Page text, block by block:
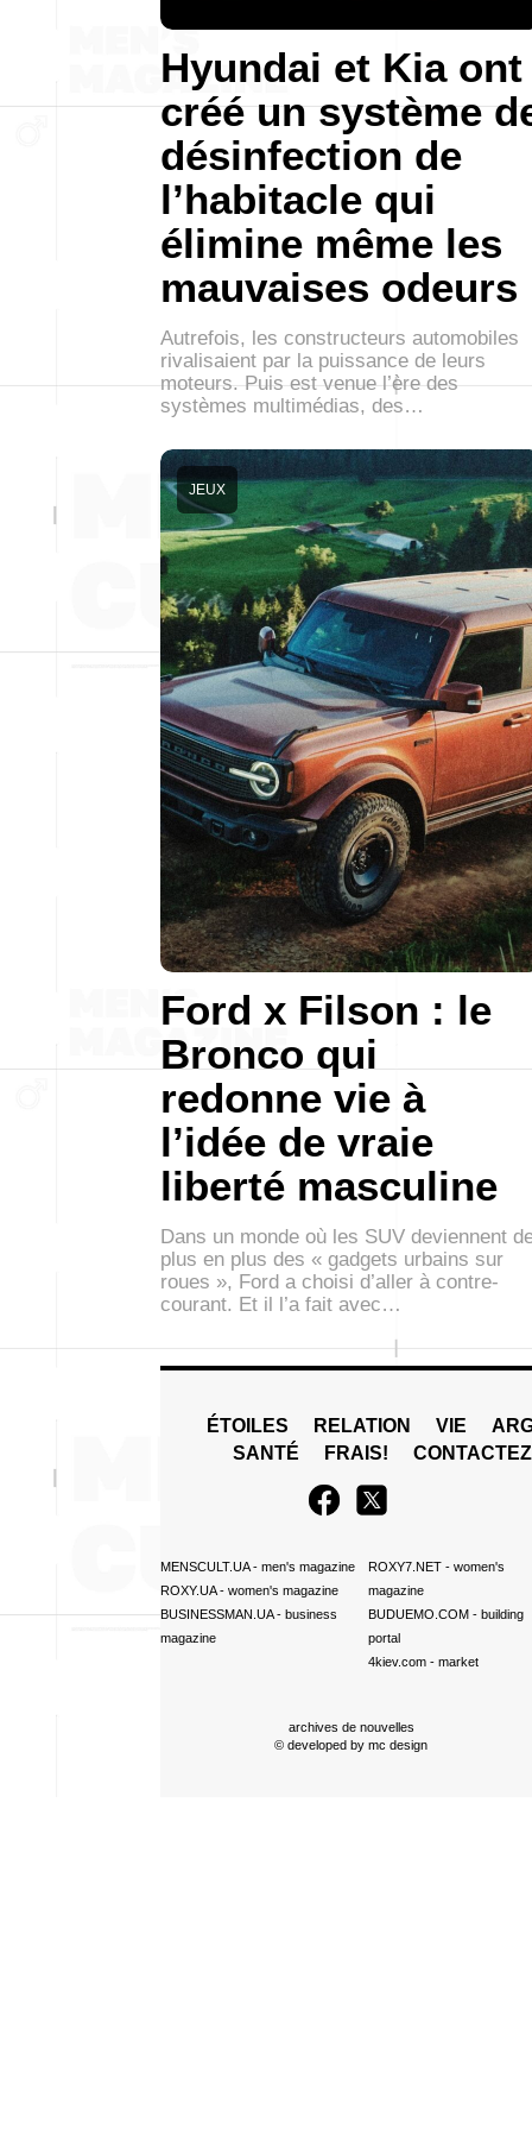
Hyundai et Kia ont
créé un système
désinfection de
l’habitacle qui
élimine même les
mauvaises odeurs
Autrefois, les constructeurs automobiles
rivalisaient par la puissance de leurs
moteurs. Puis est venue l’ère des
systèmes multimédias, des…
Ford x Filson : le
Bronco qui
redonne vie à
l’idée de vraie
liberté masculine
JEUX
Dans un monde où les SUV deviennent
plus en plus des « gadgets urbains sur
roues », Ford a choisi d’aller à contre-
courant. Et il l’a fait avec…
ÉTOILES RELATION VIE
SANTÉ
FRAIS!
MENSCULT.UA- men's magazine
ROXY.UA- women's magazine
BUSINESSMAN.UA- business
magazine
ROXY7.NET- women's
magazine
BUDUEMO.COM- building
portal
4kiev.com- market
archives de nouvelles
© developed by mc design